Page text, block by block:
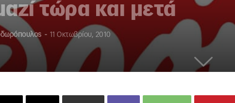
τώρα και μετά
- 11 Οκτωβρίου, 2010